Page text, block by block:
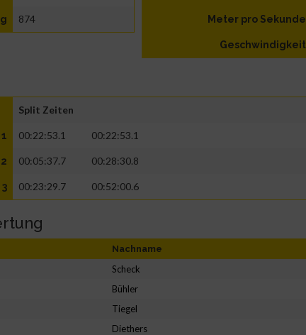
874 Meter pro Sekunde
Geschwindigkeit
Split Zeiten
00:22:53.1 00:22:53.1
00:05:37.7 00:28:30.8
00:23:29.7 00:52:00.6
Nachname
Scheck
Bühler
Tiegel
Diethers